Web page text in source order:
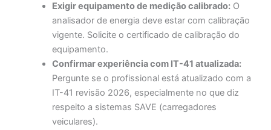
Exigir equipamento de medição calibrado: O
analisador de energia deve estar com calibração
vigente. Solicite o certificado de calibração do
equipamento.
Confirmar experiência com IT-41 atualizada:
Pergunte se o profissional está atualizado com a
IT-41 revisão 2026, especialmente no que diz
respeito a sistemas SAVE (carregadores
veiculares).